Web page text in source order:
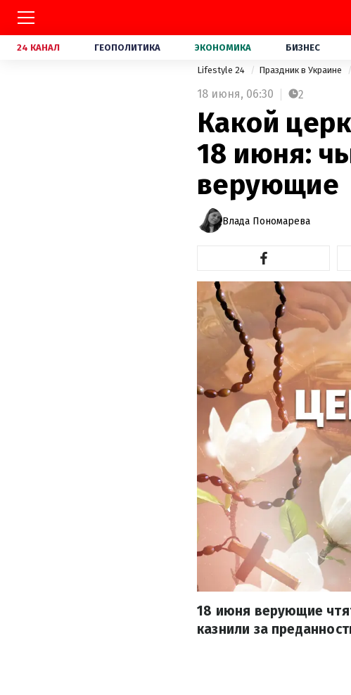
24 КАНАЛ ГЕОПОЛИТИКА ЭКОНОМИКА БИЗНЕС
Lifestyle 24 Праздник в Украине
18 июня, 06:30 2
Какой
18 июня:
верующие
Влада Пономарева
18 июня верующие
казнили за